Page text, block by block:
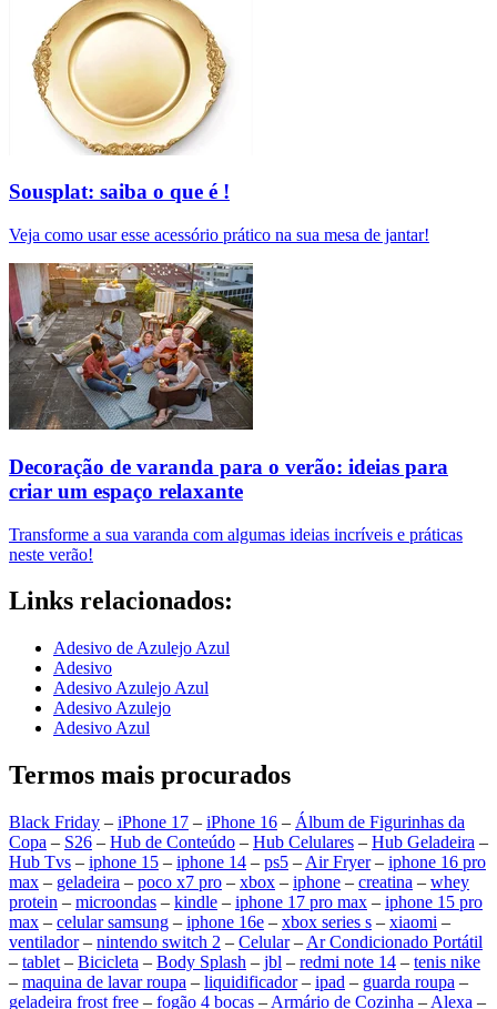
Sousplat: saiba o que é !
Veja como usar esse acessório prático na sua mesa de jantar!
Decoração de varanda para o verão: ideias para
criar um espaço relaxante
Transforme a sua varanda com algumas ideias incríveis e práticas
neste verão!
Links relacionados:
Adesivo de Azulejo Azul
Adesivo
Adesivo Azulejo Azul
Adesivo Azulejo
Adesivo Azul
Termos mais procurados
Black Friday – iPhone 17 – iPhone 16 – Álbum de Figurinhas da
Copa – S26 – Hub de Conteúdo – Hub Celulares – Hub Geladeira –
Hub Tvs – iphone 15 – iphone 14 – ps5 – Air Fryer– iphone 16 pro
max – geladeira – poco x7 pro – xbox – iphone – creatina – whey
protein – microondas – kindle – iphone 17 pro max – iphone 15 pro
max – celular samsung – iphone 16e – xbox series s – xiaomi –
ventilador– nintendo switch 2 – Celular– Ar Condicionado Portátil
– tablet – Bicicleta – Body Splash – jbl – redmi note 14 – tenis nike
– maquina de lavar roupa – liquidificador– ipad – guarda roupa –
geladeira frost free – fogão 4 bocas – Armário de Cozinha – Alexa –